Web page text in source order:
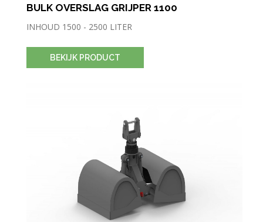
BULK OVERSLAG GRIJPER 1100
INHOUD 1500 - 2500 LITER
BEKIJK PRODUCT